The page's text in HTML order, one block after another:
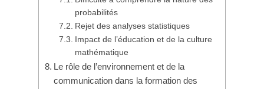
probabilités
Rejet des analyses statistiques
Impact de l’éducation et de la culture
mathématique
Le rôle de l’environnement et de la
communication dans la formation des